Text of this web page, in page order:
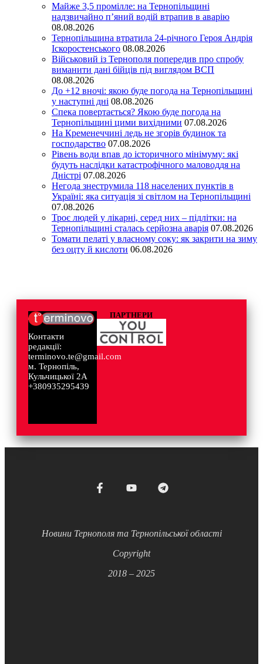
Майже 3,5 промілле: на Тернопільщині
надзвичайно п’яний водій втрапив в аварію
08.08.2026
Тернопільщина втратила 24-річного Героя Андрія
Іскоростенського 08.08.2026
Військовий із Тернополя попередив про спробу
виманити дані бійців під виглядом ВСП
08.08.2026
До +12 вночі: якою буде погода на Тернопільщині
у наступні дні 08.08.2026
Спека повертається? Якою буде погода на
Тернопільщині цими вихідними 07.08.2026
На Кременеччині ледь не згорів будинок та
господарство 07.08.2026
Рівень води впав до історичного мінімуму: які
будуть наслідки катастрофічного маловоддя на
Дністрі 07.08.2026
Негода знеструмила 118 населених пунктів в
Україні: яка ситуація зі світлом на Тернопільщині
07.08.2026
Троє людей у лікарні, серед них – підлітки: на
Тернопільщині сталась серйозна аварія 07.08.2026
Томати пелаті у власному соку: як закрити на зиму
без оцту й кислоти 06.08.2026
Контакти
редакції:
terminovo.te@gmail.com
м. Тернопіль,
Кульчицької 2А
+380935295439
ПАРТНЕРИ
Новини Тернополя та Тернопільської області
Copyright
2018 – 2025